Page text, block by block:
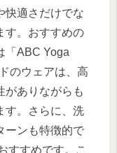
快適さだけでな
す。おすすめの
「ABC Yoga
のウェアは、高
がありながらも
す。さらに、洗
ーンも特徴的で
すすめです。こ